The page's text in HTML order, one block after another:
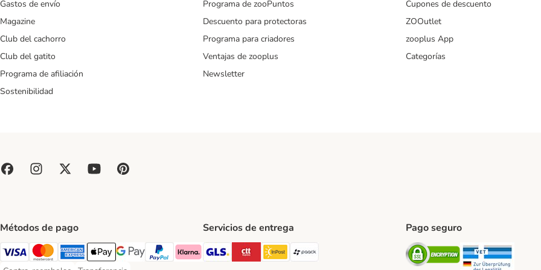
Gastos de envío
Magazine
Club del cachorro
Club del gatito
Programa de afiliación
Sostenibilidad
Programa de zooPuntos
Descuento para protectoras
Programa para criadores
Ventajas de zooplus
Newsletter
Cupones de descuento
ZOOutlet
zooplus App
Categorías
Métodos de pago
Visa Payment Method
Mastercard Payment Method
American Express Payment Method
Apple Pay Payment Method
Google Pay Payment Method
PayPal Payment Method
Klarna Payment Method
Servicios de entrega
GLS Shipping Method
CTTExpress Shipping Method
InPost Shipping Method
paack Shipping Method
Pago seguro
Security